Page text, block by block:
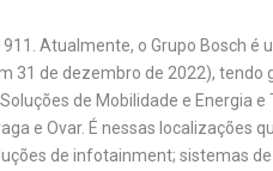
Atualmente, o Grupo Bosch é
31 de dezembro de 2022), tendo
de Mobilidade e Energia e
e Ovar. É nessas localizações
de infotainment; sistemas